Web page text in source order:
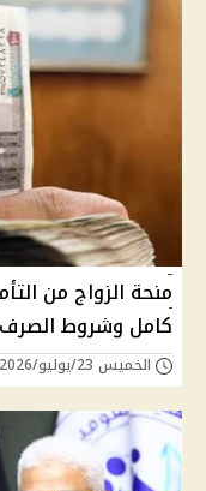
منحة الزواج من
كامل وشروط
الخميس 23/يوليو/2026 - 04:53 م